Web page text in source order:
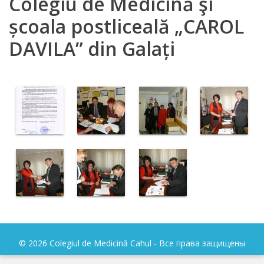
IPCMC
Posturi
Transparență
Planuri și
rapoarte
de
activitate
Нормативные
акты
școala postliceală „CAROL
DAVILA” din Galați
© 2026 Colegiul de Medicină Cahul - Все права защищены